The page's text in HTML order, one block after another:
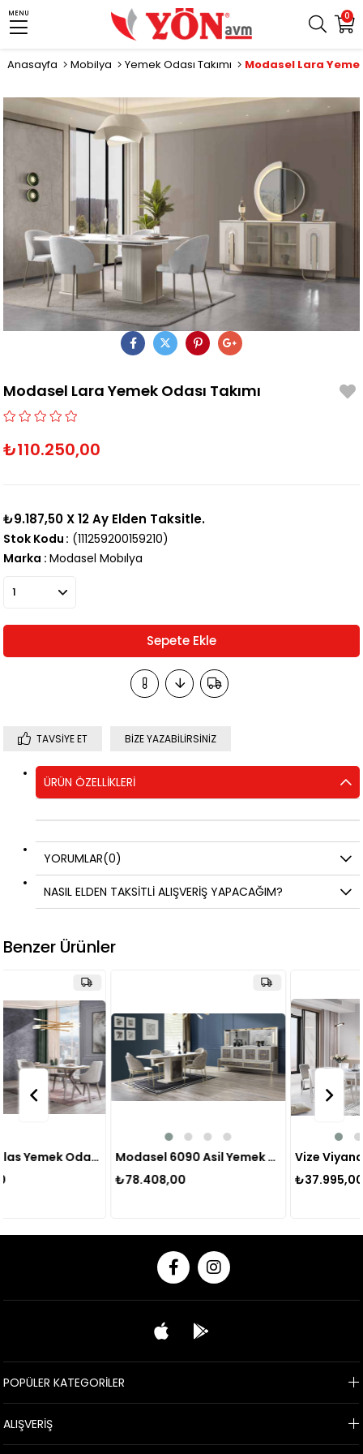
0
MENU
Anasayfa Mobilya Yemek Odası Takımı Modasel Lara
Modasel Lara Yemek Odası Takımı
₺110.250,00
₺9.187,50 X 12 Ay Elden Taksitle.
(111259200159210)
Stok Kodu
Marka : Modasel Mobılya
TAVSIYE ET BIZE YAZABILIRSINIZ
ÜRÜN ÖZELLIKLERI
YORUMLAR(0)
NASIL ELDEN TAKSİTLİ ALIŞVERİŞ YAPACAĞIM?
Benzer Ürünler
Modasel Atlas Yemek Odası Takımı
Modasel 6090 Asil Yemek Odası Takımı
POPÜLER KATEGORİLER
ALIŞVERİŞ